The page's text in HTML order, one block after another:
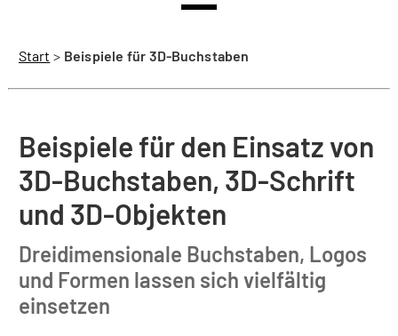
Start > Beispiele für 3D-Buchstaben
Beispiele für den Einsatz von
3D-Buchstaben, 3D-Schrift
und 3D-Objekten
Dreidimensionale Buchstaben, Logos
und Formen lassen sich vielfältig
einsetzen